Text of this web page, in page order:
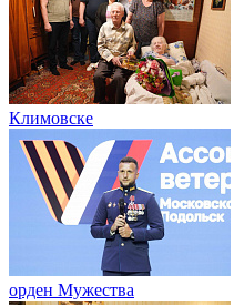
Климовске
орден Мужества